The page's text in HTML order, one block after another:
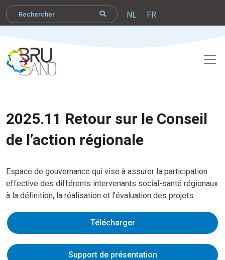
NL FR
2025.11 Retour sur le Conseil
de l’action régionale
Espace de gouvernance qui vise à assurer la participation
effective des différents intervenants social-santé régionaux
à la définition, la réalisation et l’évaluation des projets.
Télécharger
Support de présentation